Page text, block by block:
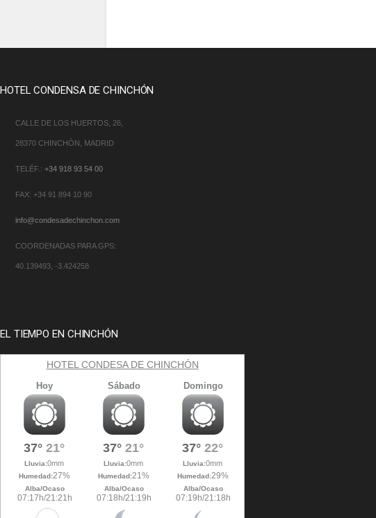
HOTEL CONDENSA DE CHINCHÓN
CALLE DE LOS HUERTOS, 26,
28370 CHINCHÓN, MADRID
TELÉF.: +34 918 93 54 00
FAX: +34 91 894 10 90
info@condesadechinchon.com
COORDENADAS PARA GPS:
40.139493, -3.424258
EL TIEMPO EN CHINCHÓN
HOTEL CONDESA DE CHINCHÓN